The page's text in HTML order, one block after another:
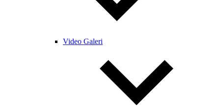
Video Galeri